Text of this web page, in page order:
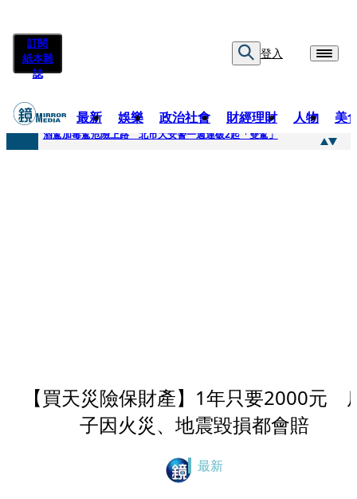
訂閱
紙本雜
誌
登入
最新 娛樂 政治社會 財經理財 人物 美
快訊
酒駕加毒駕危險上路 北市大安警一週連破2起「雙駕」
【買天災險保財產】1年只要2000元
子因火災、地震毀損都會賠
最新